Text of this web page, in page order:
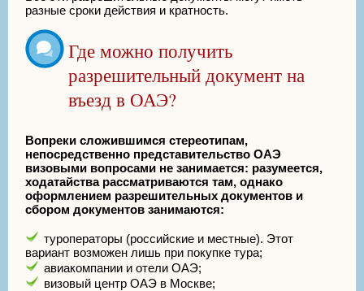
разные сроки действия и кратность.
Где можно получить
разрешительный документ на
въезд в ОАЭ?
Вопреки сложившимся стереотипам,
непосредственно представительство ОАЭ
визовыми вопросами не занимается: разумеется,
ходатайства рассматриваются там, однако
оформлением разрешительных документов и
сбором документов занимаются:
туроператоры (российские и местные). Этот
вариант возможен лишь при покупке тура;
авиакомпании и отели ОАЭ;
визовый центр ОАЭ в Москве;